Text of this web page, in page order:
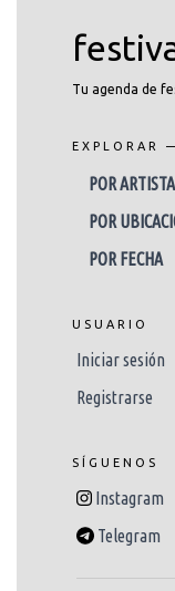
Tu agenda de
EXPLORAR
POR ARTISTA
POR
POR FECHA
USUARIO
Iniciar sesión
Registrarse
SÍGUENOS
Instagram
Telegram